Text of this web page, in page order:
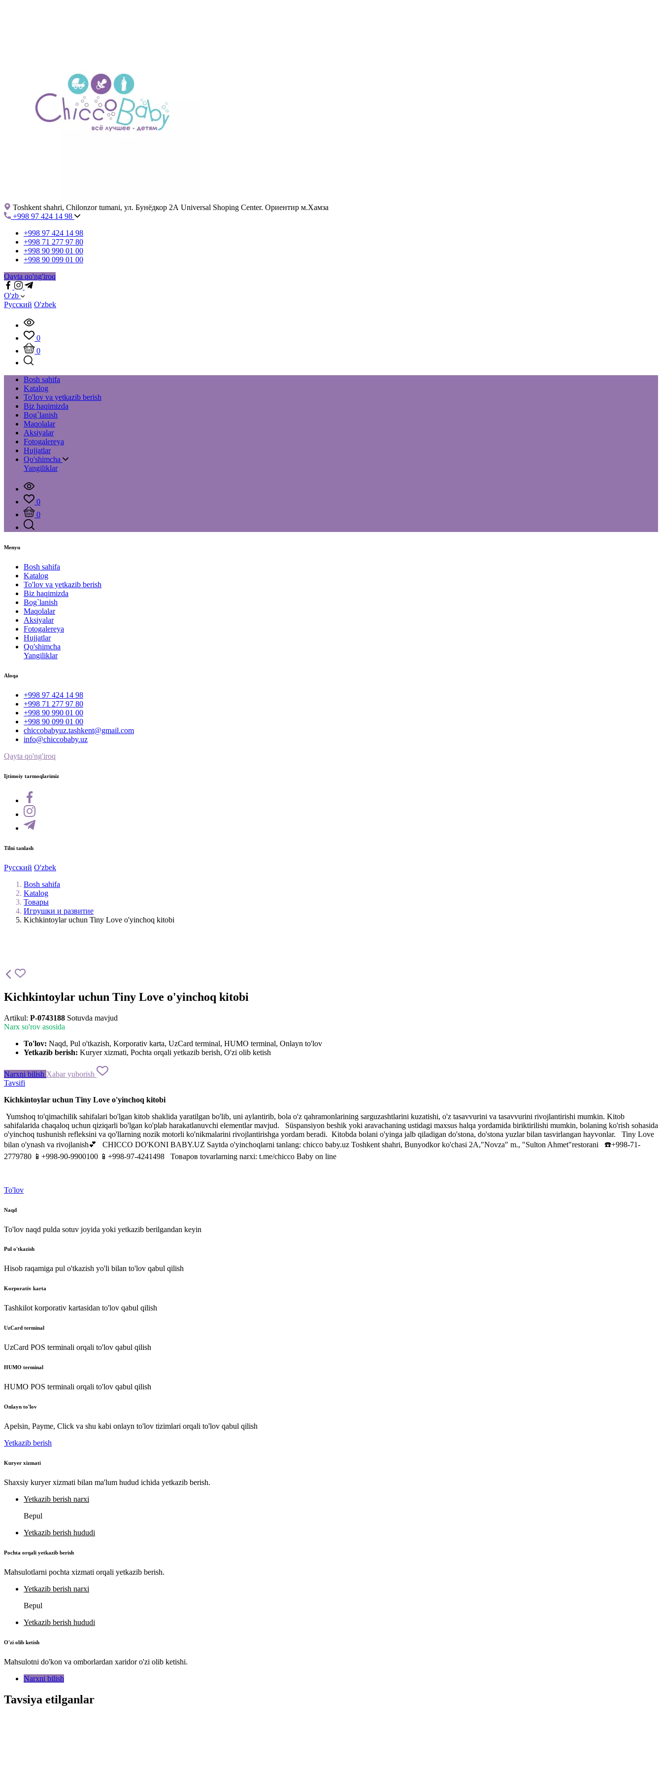
Toshkent shahri, Chilonzor tumani, ул. Бунёдкор 2А Universal Shoping Center. Ориентир м.Хамза
+998 97 424 14 98
+998 97 424 14 98
+998 71 277 97 80
+998 90 990 01 00
+998 90 099 01 00
Qayta qo'ng'iroq
O'zb
Русский O'zbek
0
0
Bosh sahifa
Katalog
To'lov va yetkazib berish
Biz haqimizda
Bog`lanish
Maqolalar
Aksiyalar
Fotogalereya
Hujjatlar
Qo'shimcha
Yangiliklar
0
0
Menyu
Bosh sahifa
Katalog
To'lov va yetkazib berish
Biz haqimizda
Bog`lanish
Maqolalar
Aksiyalar
Fotogalereya
Hujjatlar
Qo'shimcha
Yangiliklar
Aloqa
+998 97 424 14 98
+998 71 277 97 80
+998 90 990 01 00
+998 90 099 01 00
chiccobabyuz.tashkent@gmail.com
info@chiccobaby.uz
Qayta qo'ng'iroq
Ijtimoiy tarmoqlarimiz
Tilni tanlash
Русский O'zbek
Bosh sahifa
Katalog
Товары
Игрушки и развитие
Kichkintoylar uchun Tiny Love o'yinchoq kitobi
Kichkintoylar uchun Tiny Love o'yinchoq kitobi
Artikul: P-0743188 Sotuvda mavjud
Narx so'rov asosida
To'lov: Naqd, Pul o'tkazish, Korporativ karta, UzCard terminal, HUMO terminal, Onlayn to'lov
Yetkazib berish: Kuryer xizmati, Pochta orqali yetkazib berish, O'zi olib ketish
Narxni bilish Xabar yuborish
Tavsifi
Kichkintoylar uchun Tiny Love o'yinchoq kitobi
Yumshoq to'qimachilik sahifalari bo'lgan kitob shaklida yaratilgan bo'lib, uni aylantirib, bola o'z qahramonlarining sarguzashtlarini kuzatishi, o'z tasavvurini va tasavvurini rivojlantirishi mumkin. Kitob
sahifalarida chaqaloq uchun qiziqarli bo'lgan ko'plab harakatlanuvchi elementlar mavjud. Süspansiyon beshik yoki aravachaning ustidagi maxsus halqa yordamida biriktirilishi mumkin, bolaning ko'rish sohasida
o'yinchoq tushunish refleksini va qo'llarning nozik motorli ko'nikmalarini rivojlantirishga yordam beradi. Kitobda bolani o'yinga jalb qiladigan do'stona, do'stona yuzlar bilan tasvirlangan hayvonlar. Tiny Love
bilan o'ynash va rivojlanish💕 CHICCO DO'KONI BABY.UZ Saytda o'yinchoqlarni tanlang: chicco baby.uz Toshkent shahri, Bunyodkor ko'chasi 2A,"Novza" m., "Sulton Ahmet"restorani ☎️+998-71-
2779780 📱+998-90-9900100 📱+998-97-4241498 Товаров tovarlarning narxi: t.me/chicco Baby on line
To'lov
Naqd
To'lov naqd pulda sotuv joyida yoki yetkazib berilgandan keyin
Pul o'tkazish
Hisob raqamiga pul o'tkazish yo'li bilan to'lov qabul qilish
Korporativ karta
Tashkilot korporativ kartasidan to'lov qabul qilish
UzCard terminal
UzCard POS terminali orqali to'lov qabul qilish
HUMO terminal
HUMO POS terminali orqali to'lov qabul qilish
Onlayn to'lov
Apelsin, Payme, Click va shu kabi onlayn to'lov tizimlari orqali to'lov qabul qilish
Yetkazib berish
Kuryer xizmati
Shaxsiy kuryer xizmati bilan ma'lum hudud ichida yetkazib berish.
Yetkazib berish narxi
Bepul
Yetkazib berish hududi
Pochta orqali yetkazib berish
Mahsulotlarni pochta xizmati orqali yetkazib berish.
Yetkazib berish narxi
Bepul
Yetkazib berish hududi
O'zi olib ketish
Mahsulotni do'kon va omborlardan xaridor o'zi olib ketishi.
Narxni bilish
Tavsiya etilganlar